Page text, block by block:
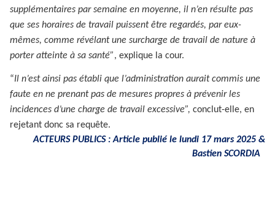
supplémentaires par semaine en moyenne, il n’en résulte pas
que ses horaires de travail puissent être regardés, par eux-
mêmes, comme révélant une surcharge de travail de nature à
porter atteinte à sa santé”, explique la cour.
“Il n’est ainsi pas établi que l’administration aurait commis une
faute en ne prenant pas de mesures propres à prévenir les
incidences d’une charge de travail excessive”, conclut-elle, en
rejetant donc sa requête.
ACTEURS PUBLICS : Article publié le lundi 17 mars 2025 &
Bastien SCORDIA